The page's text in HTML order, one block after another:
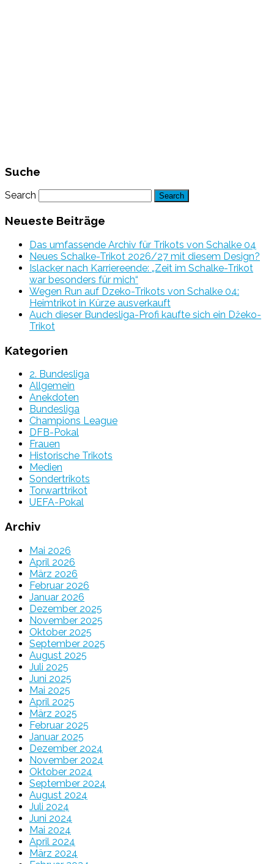
Suche
Search
Neueste Beiträge
Das umfassende Archiv für Trikots von Schalke 04
Neues Schalke-Trikot 2026/27 mit diesem Design?
Islacker nach Karriereende: „Zeit im Schalke-Trikot
war besonders für mich“
Wegen Run auf Dzeko-Trikots von Schalke 04:
Heimtrikot in Kürze ausverkauft
Auch dieser Bundesliga-Profi kaufte sich ein Džeko-
Trikot
Kategorien
2. Bundesliga
Allgemein
Anekdoten
Bundesliga
Champions League
DFB-Pokal
Frauen
Historische Trikots
Medien
Sondertrikots
Torwarttrikot
UEFA-Pokal
Archiv
Mai 2026
April 2026
März 2026
Februar 2026
Januar 2026
Dezember 2025
November 2025
Oktober 2025
September 2025
August 2025
Juli 2025
Juni 2025
Mai 2025
April 2025
März 2025
Februar 2025
Januar 2025
Dezember 2024
November 2024
Oktober 2024
September 2024
August 2024
Juli 2024
Juni 2024
Mai 2024
April 2024
März 2024